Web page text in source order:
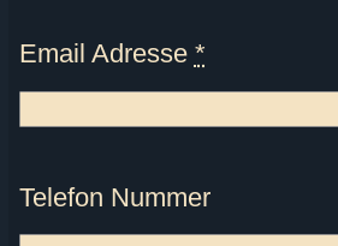
Email Adresse *
Telefon Nummer